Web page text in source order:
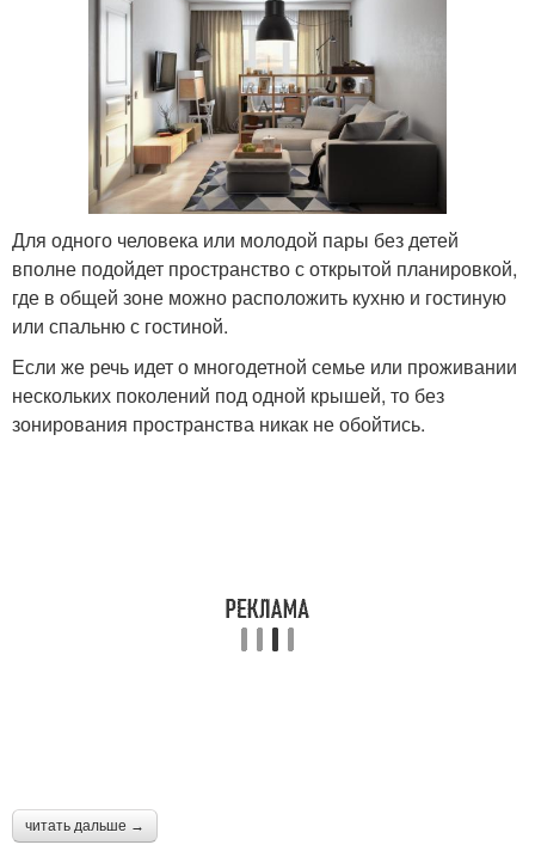
Для одного человека или молодой пары без детей
вполне подойдет пространство с открытой планировкой,
где в общей зоне можно расположить кухню и гостиную
или спальню с гостиной.
Если же речь идет о многодетной семье или проживании
нескольких поколений под одной крышей, то без
зонирования пространства никак не обойтись.
читать дальше →